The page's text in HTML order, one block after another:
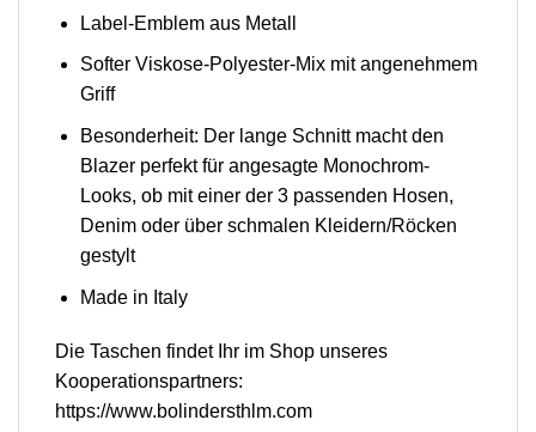
Label-Emblem aus Metall
Softer Viskose-Polyester-Mix mit angenehmem
Griff
Besonderheit: Der lange Schnitt macht den
Blazer perfekt für angesagte Monochrom-
Looks, ob mit einer der 3 passenden Hosen,
Denim oder über schmalen Kleidern/Röcken
gestylt
Made in Italy
Die Taschen findet Ihr im Shop unseres
Kooperationspartners:
https://www.bolindersthlm.com